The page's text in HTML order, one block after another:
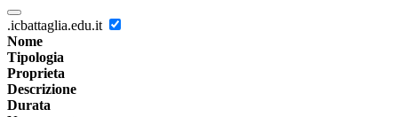
.icbattaglia.edu.it
Nome
Tipologia
Proprieta
Descrizione
Durata